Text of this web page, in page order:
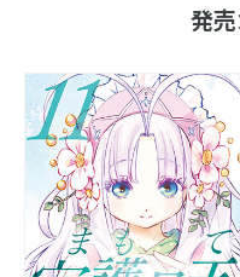
発